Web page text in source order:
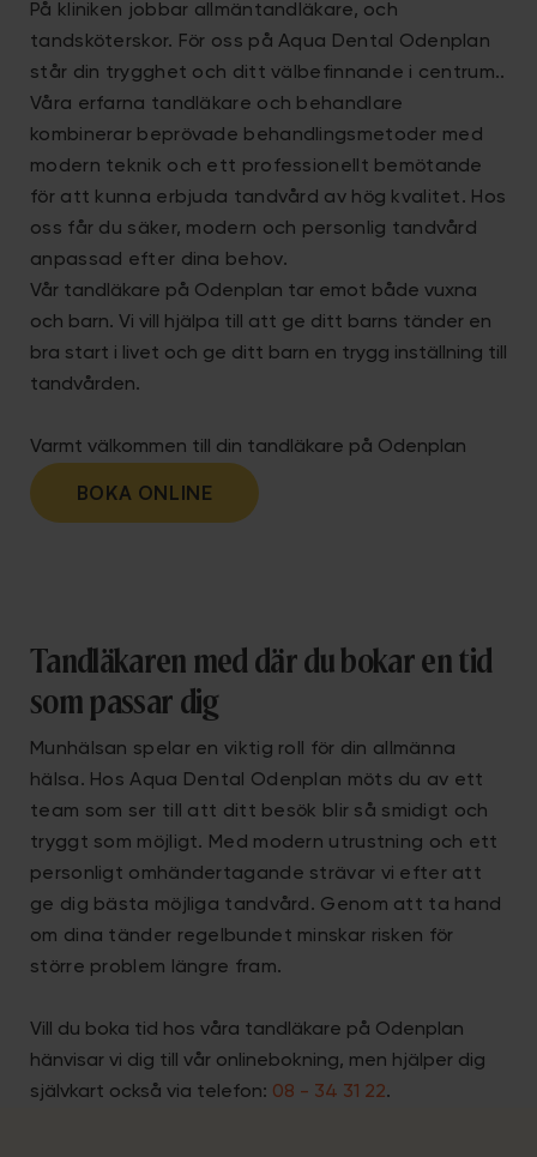
På kliniken jobbar allmäntandläkare, och
tandsköterskor. För oss på Aqua Dental Odenplan
står din trygghet och ditt välbefinnande i centrum..
Våra erfarna tandläkare och behandlare
kombinerar beprövade behandlingsmetoder med
modern teknik och ett professionellt bemötande
för att kunna erbjuda tandvård av hög kvalitet. Hos
oss får du säker, modern och personlig tandvård
anpassad efter dina behov.
Vår tandläkare på Odenplan tar emot både vuxna
och barn. Vi vill hjälpa till att ge ditt barns tänder en
bra start i livet och ge ditt barn en trygg inställning till
tandvården.
Varmt välkommen till din tandläkare på Odenplan
BOKA ONLINE
Tandläkaren med där du bokar en tid
som passar dig
Munhälsan spelar en viktig roll för din allmänna
hälsa. Hos Aqua Dental Odenplan möts du av ett
team som ser till att ditt besök blir så smidigt och
tryggt som möjligt. Med modern utrustning och ett
personligt omhändertagande strävar vi efter att
ge dig bästa möjliga tandvård. Genom att ta hand
om dina tänder regelbundet minskar risken för
större problem längre fram.
Vill du boka tid hos våra tandläkare på Odenplan
hänvisar vi dig till vår onlinebokning, men hjälper dig
självkart också via telefon: 08 - 34 31 22.